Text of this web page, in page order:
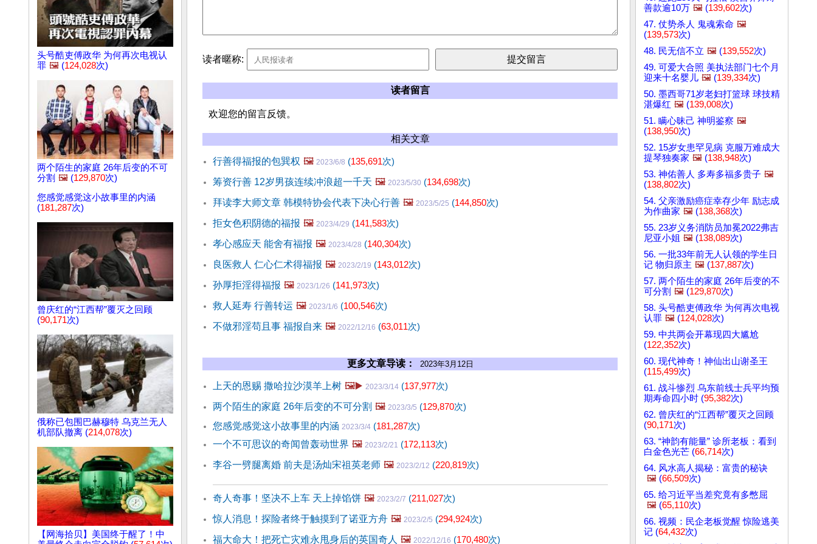
头号酷吏傅政华 为何再次电视认
罪 🖼️ (124,028次)
两个陌生的家庭 26年后变的不可
分割 🖼️ (129,870次)
您感觉感觉这小故事里的内涵
(181,287次)
曾庆红的“江西帮”覆灭之回顾
(90,171次)
俄称已包围巴赫穆特 乌克兰无人
机部队撤离 (214,078次)
【网海拾贝】美国终于醒了！中
读者暱称:
读者留言
欢迎您的留言反馈。
相关文章
行善得福报的包巽权 🖼️ 2023/6/8 (135,691次)
筹资行善 12岁男孩连续冲浪超一千天 🖼️ 2023/5/30 (134,698次)
拜读李大师文章 韩模特协会代表下决心行善 🖼️ 2023/5/25 (144,850次)
拒女色积阴德的福报 🖼️ 2023/4/29 (141,583次)
孝心感应天 能舍有福报 🖼️ 2023/4/28 (140,304次)
良医救人 仁心仁术得福报 🖼️ 2023/2/19 (143,012次)
孙厚拒淫得福报 🖼️ 2023/1/26 (141,973次)
救人延寿 行善转运 🖼️ 2023/1/6 (100,546次)
不做邪淫苟且事 福报自来 🖼️ 2022/12/16 (63,011次)
更多文章导读： 2023年3月12日
上天的恩赐 撒哈拉沙漠羊上树 🖼️▶️ 2023/3/14 (137,977次)
两个陌生的家庭 26年后变的不可分割 🖼️ 2023/3/5 (129,870次)
您感觉感觉这小故事里的内涵 2023/3/4 (181,287次)
一个不可思议的奇闻曾轰动世界 🖼️ 2023/2/21 (172,113次)
李谷一劈腿离婚 前夫是汤灿宋祖英老师 🖼️ 2023/2/12 (220,819次)
奇人奇事！坚决不上车 天上掉馅饼 🖼️ 2023/2/7 (211,027次)
惊人消息！探险者终于触摸到了诺亚方舟 🖼️ 2023/2/5 (294,924次)
福大命大！把死亡灾难永甩身后的英国奇人 🖼️ 2022/12/16 (170,480次)
善款逾10万 🖼️ (139,602次)
47. 仗势杀人 鬼魂索命 🖼️
(139,573次)
48. 民无信不立 🖼️ (139,552次)
49. 可爱大合照 美执法部门七个月
迎来十名婴儿 🖼️ (139,334次)
50. 墨西哥71岁老妇打篮球 球技精
湛爆红 🖼️ (139,008次)
51. 瞒心昧己 神明鉴察 🖼️
(138,950次)
52. 15岁女患罕见病 克服万难成大
提琴独奏家 🖼️ (138,948次)
53. 神佑善人 多寿多福多贵子 🖼️
(138,802次)
54. 父亲激励癌症幸存少年 励志成
为作曲家 🖼️ (138,368次)
55. 23岁义务消防员加冕2022弗吉
尼亚小姐 🖼️ (138,089次)
56. 一批33年前无人认领的学生日
记 物归原主 🖼️ (137,887次)
57. 两个陌生的家庭 26年后变的不
可分割 🖼️ (129,870次)
58. 头号酷吏傅政华 为何再次电视
认罪 🖼️ (124,028次)
59. 中共两会开幕现四大尴尬
(122,352次)
60. 现代神奇！神仙出山谢圣王
(115,499次)
61. 战斗惨烈 乌东前线士兵平均预
期寿命四小时 (95,382次)
62. 曾庆红的“江西帮”覆灭之回顾
(90,171次)
63. “神韵有能量” 诊所老板：看到
白金色光芒 (66,714次)
64. 风水高人揭秘：富贵的秘诀
🖼️ (66,509次)
65. 给习近平当差究竟有多憋屈
🖼️ (65,110次)
66. 视频：民企老板觉醒 惊险逃美
记 (64,432次)